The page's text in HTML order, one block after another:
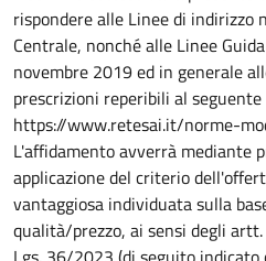
rispondere alle Linee di indirizzo
Centrale, nonché alle Linee
novembre 2019 ed in generale
prescrizioni reperibili al
https://www.retesai.it/norme-
L'affidamento avverrà mediante
applicazione del criterio
vantaggiosa individuata sulla
qualità/prezzo, ai sensi degli